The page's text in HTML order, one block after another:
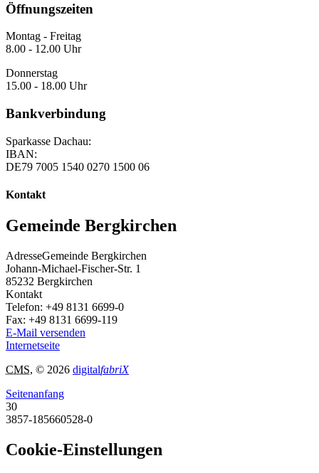
Öffnungszeiten
Montag - Freitag
8.00 - 12.00 Uhr
Donnerstag
15.00 - 18.00 Uhr
Bankverbindung
Sparkasse Dachau:
IBAN:
DE79 7005 1540 0270 1500 06
Kontakt
Gemeinde Bergkirchen
AdresseGemeinde Bergkirchen
Johann-Michael-Fischer-Str. 1
85232 Bergkirchen
Kontakt
Telefon: +49 8131 6699-0
Fax: +49 8131 6699-119
E-Mail versenden
Internetseite
CMS, © 2026 digitalfabriX
Seitenanfang
30
3857-185660528-0
Cookie-Einstellungen